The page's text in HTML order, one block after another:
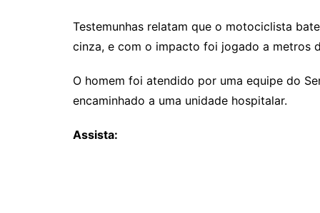
Testemunhas relatam que o motociclista
cinza, e com o impacto foi jogado a metros
O homem foi atendido por uma equipe do
encaminhado a uma unidade hospitalar.
Assista: